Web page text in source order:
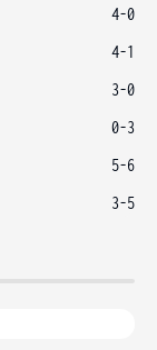
4-0
4-1
3-0
0-3
5-6
3-5